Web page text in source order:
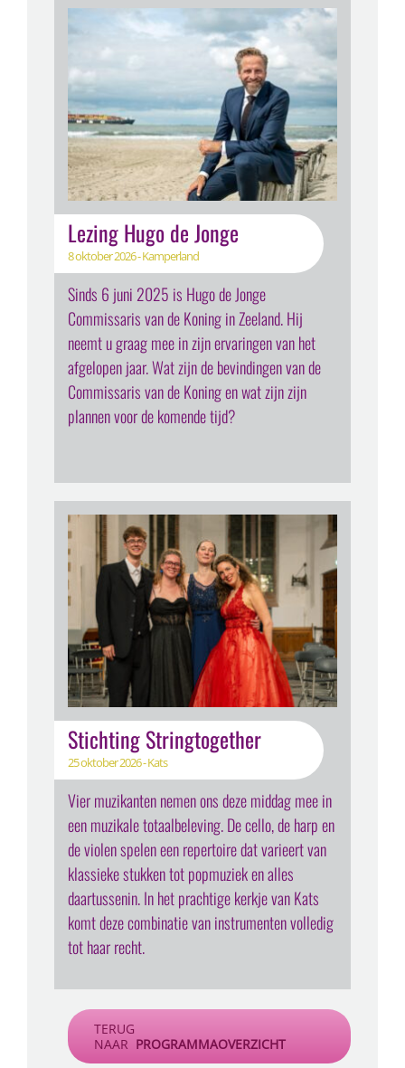
Lezing Hugo de Jonge
8 oktober 2026 - Kamperland
Sinds 6 juni 2025 is Hugo de Jonge
Commissaris van de Koning in Zeeland. Hij
neemt u graag mee in zijn ervaringen van het
afgelopen jaar. Wat zijn de bevindingen van de
Commissaris van de Koning en wat zijn zijn
plannen voor de komende tijd?
Stichting Stringtogether
25 oktober 2026 - Kats
Vier muzikanten nemen ons deze middag mee in
een muzikale totaalbeleving. De cello, de harp en
de violen spelen een repertoire dat varieert van
klassieke stukken tot popmuziek en alles
daartussenin. In het prachtige kerkje van Kats
komt deze combinatie van instrumenten volledig
tot haar recht.
TERUG
NAAR PROGRAMMAOVERZICHT